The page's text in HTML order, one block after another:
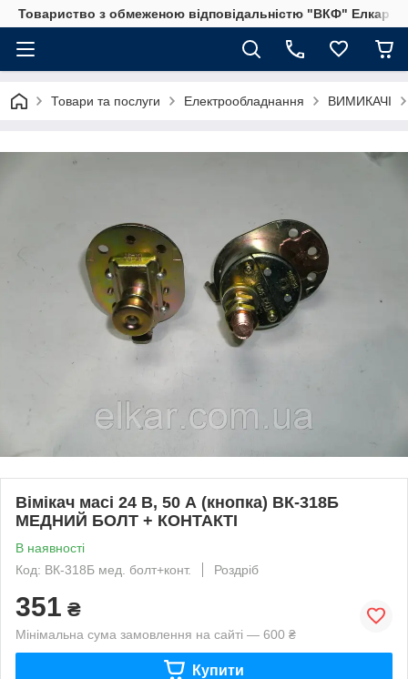
Товариство з обмеженою відповідальністю "ВКФ" Елкар"
Товари та послуги Електрообладнання ВИМИКАЧІ
Вімікач масі 24 В, 50 А (кнопка) ВК-318Б
МЕДНИЙ БОЛТ + КОНТАКТІ
В наявності
Код: ВК-318Б мед. болт+конт.
Роздріб
351 ₴
Мінімальна сума замовлення на сайті — 600 ₴
Купити